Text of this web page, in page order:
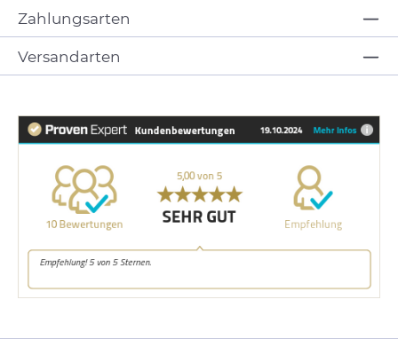
Zahlungsarten
Versandarten